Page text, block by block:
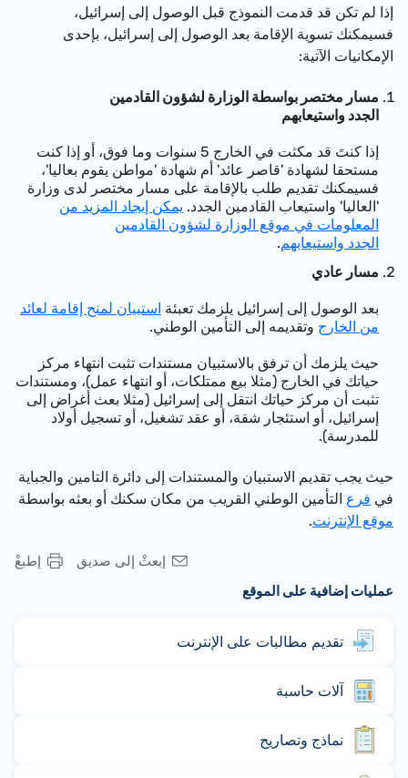
إذا لم تكن قد قدمت النموذج قبل الوصول إلى إسرائيل،
فسيمكنك تسوية الإقامة بعد الوصول إلى إسرائيل، بإحدى
الإمكانيات الآتية:
مسار مختصر بواسطة الوزارة لشؤون القادمين
الجددواستيعابهم
إذا كنتَ قد مكثت في الخارج 5 سنوات وما فوق، أو إذا كنت
مستحقا لشهادة 'قاصر عائد' أم شهادة 'مواطن يقوم بعاليا'،
فسيمكنك تقديم طلب بالإقامة على مسار مختصر لدى وزارة
'العاليا' واستيعاب القادمين الجدد.يمكن إيجاد المزيد من
المعلومات في موقع الوزارة لشؤون القادمين
الجدد واستيعابهم.
مسار عادي
بعد الوصول إلى إسرائيل يلزمك تعبئةاستبيان لمنح إقامة لعائد
من الخارج وتقديمه إلى التأمين الوطني.
حيث يلزمك أن ترفق بالاستبيان مستندات تثبت انتهاء مركز
حياتك في الخارج (مثلا بيع ممتلكات، أو انتهاء عمل)، ومستندات
تثبت أن مركز حياتك انتقل إلى إسرائيل (مثلا بعث أغراض إلى
إسرائيل، أو استئجار شقة، أو عقد تشغيل، أو تسجيل أولاد
للمدرسة).
حيث يجب تقديم الاستبيان والمستندات إلى دائرة التامين والجباية
فيفرع التأمين الوطني القريب من مكان سكنك أو بعثه بواسطة
موقع الإنترنت.
إطبعْ
إبعثْ إلى صديق
عمليات إضافية على الموقع
تقديم مطالبات على الإنترنت
آلات حاسبة
نماذج وتصاريح